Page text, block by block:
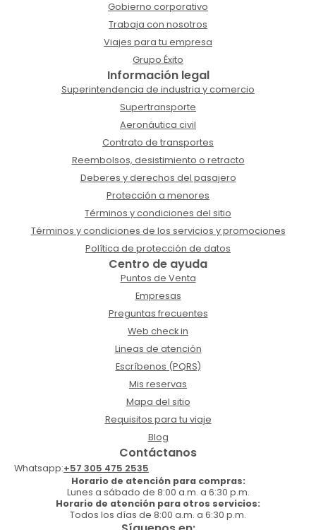
Gobierno corporativo
Trabaja con nosotros
Viajes para tu empresa
Grupo Éxito
Información legal
Superintendencia de industria y comercio
Supertransporte
Aeronáutica civil
Contrato de transportes
Reembolsos, desistimiento o retracto
Deberes y derechos del pasajero
Protección a menores
Términos y condiciones del sitio
Términos y condiciones de los servicios y promociones
Política de protección de datos
Centro de ayuda
Puntos de Venta
Empresas
Preguntas frecuentes
Web check in
Lineas de atención
Escríbenos (PQRS)
Mis reservas
Mapa del sitio
Requisitos para tu viaje
Blog
Contáctanos
Whatsapp:+57 305 475 2535
Horario de atención para compras:
Lunes a sábado de 8:00 a.m. a 6:30 p.m.
Horario de atención para otros servicios:
Todos los días de 8:00 a.m. a 6:30 p.m.